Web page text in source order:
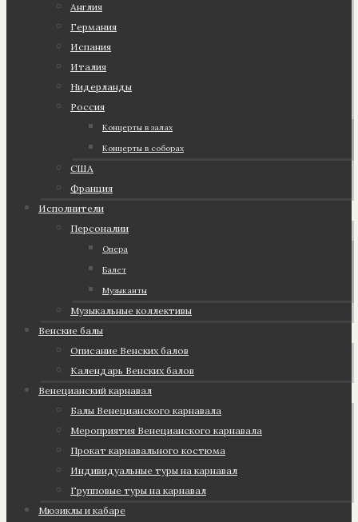
Англия
Германия
Испания
Италия
Нидерланды
Россия
Концерты в залах
Концерты в соборах
США
Франция
Исполнители
Персоналии
Опера
Балет
Музыканты
Музыкальные коллективы
Венские балы
Описание Венских балов
Календарь Венских балов
Венецианский карнавал
Балы Венецианского карнавала
Мероприятия Венецианского карнавала
Прокат карнавального костюма
Индивидуальные туры на карнавал
Групповые туры на карнавал
Мюзиклы и кабаре